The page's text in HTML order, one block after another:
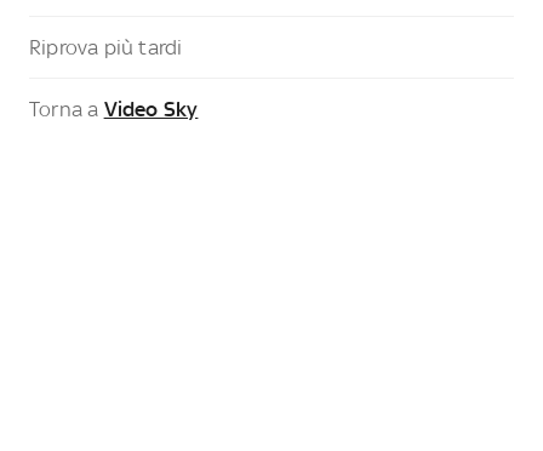
Riprova più tardi
Torna a Video Sky